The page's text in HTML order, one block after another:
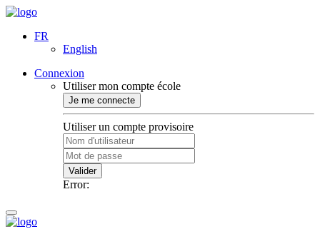
FR
English
Connexion
Utiliser mon compte école
Je me connecte
Utiliser un compte provisoire
Valider
Error: